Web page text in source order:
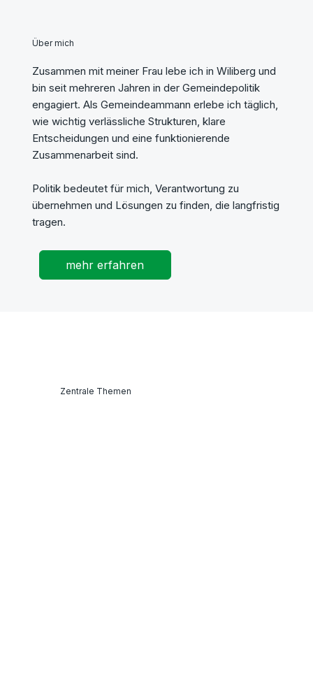
Über mich
Zusammen mit meiner Frau lebe ich in Wiliberg und
bin seit mehreren Jahren in der Gemeindepolitik
engagiert. Als Gemeindeammann erlebe ich täglich,
wie wichtig verlässliche Strukturen, klare
Entscheidungen und eine funktionierende
Zusammenarbeit sind.
Politik bedeutet für mich, Verantwortung zu
übernehmen und Lösungen zu finden, die langfristig
tragen.
mehr erfahren
Zentrale Themen